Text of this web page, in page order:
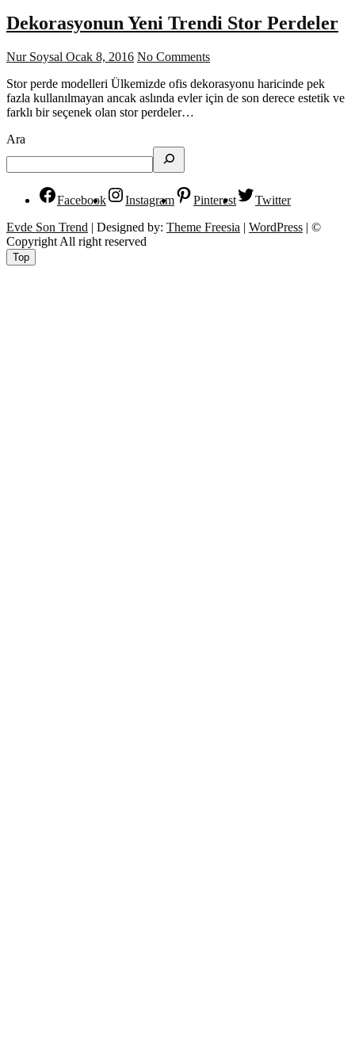
Dekorasyonun Yeni Trendi Stor Perdeler
Nur Soysal Ocak 8, 2016 No Comments
Stor perde modelleri Ülkemizde ofis dekorasyonu haricinde pek
fazla kullanılmayan ancak aslında evler için de son derece estetik ve
farklı bir seçenek olan stor perdeler…
Ara
Facebook Instagram Pinterest
Twitter
Evde Son Trend | Designed by: Theme Freesia | WordPress | ©
Copyright All right reserved
Top